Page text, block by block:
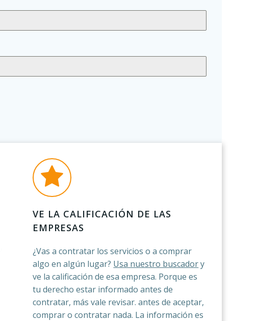
VE LA CALIFICACIÓN DE LAS
EMPRESAS
¿Vas a contratar los servicios o a comprar
algo en algún lugar? Usa nuestro buscadory
ve la calificación de esa empresa. Porque es
tu derecho estar informado antes de
contratar, más vale revisar. antes de aceptar,
comprar o contratar nada. La información es